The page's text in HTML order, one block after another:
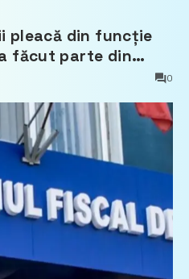
pleacă din funcție
făcut parte din
0